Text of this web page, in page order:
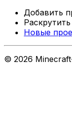
Добавить
Новые
© 2026